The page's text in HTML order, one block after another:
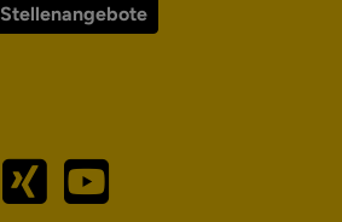
Stellenangebote